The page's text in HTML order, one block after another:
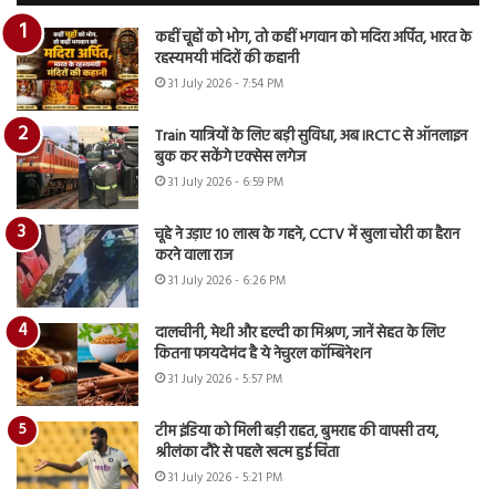
कहीं चूहों को भोग, तो कहीं भगवान को मदिरा अर्पित, भारत के
रहस्यमयी मंदिरों की कहानी
31 July 2026 - 7:54 PM
Train यात्रियों के लिए बड़ी सुविधा, अब IRCTC से ऑनलाइन
बुक कर सकेंगे एक्सेस लगेज
31 July 2026 - 6:59 PM
चूहे ने उड़ाए 10 लाख के गहने, CCTV में खुला चोरी का हैरान
करने वाला राज
31 July 2026 - 6:26 PM
दालचीनी, मेथी और हल्दी का मिश्रण, जानें सेहत के लिए
कितना फायदेमंद है ये नेचुरल कॉम्बिनेशन
31 July 2026 - 5:57 PM
टीम इंडिया को मिली बड़ी राहत, बुमराह की वापसी तय,
श्रीलंका दौरे से पहले खत्म हुई चिंता
31 July 2026 - 5:21 PM